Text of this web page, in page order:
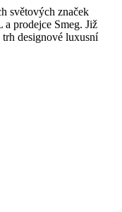
světových značek
prodejce Smeg. Již
trh designové luxusní